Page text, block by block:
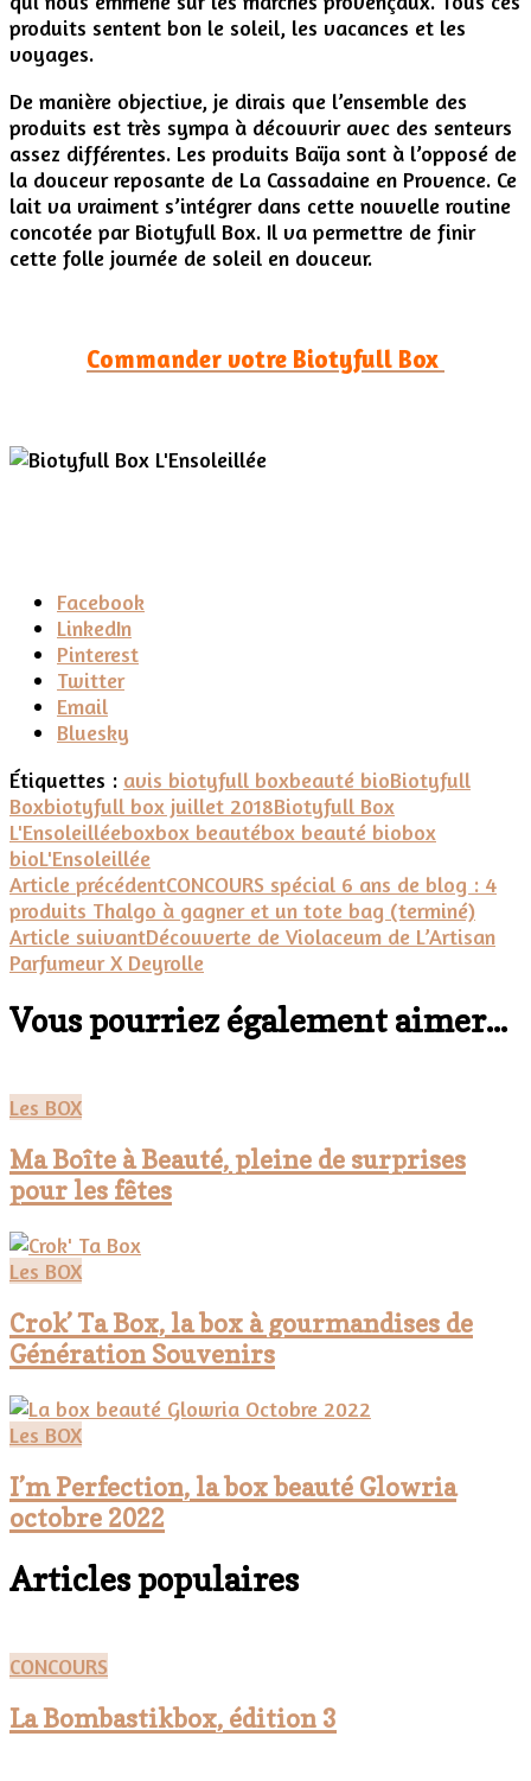
produits sentent bon le soleil, les vacances et les
voyages.
De manière objective, je dirais que l’ensemble des
produits est très sympa à découvrir avec des senteurs
assez différentes. Les produits Baïja sont à l’opposé de
la douceur reposante de La Cassadaine en Provence. Ce
lait va vraiment s’intégrer dans cette nouvelle routine
concotée par Biotyfull Box. Il va permettre de finir
cette folle journée de soleil en douceur.
Commander votre Biotyfull Box
Partager
publication
"La
Biotyfull
Box
de
juillet
2018"
Facebook
LinkedIn
Pinterest
Twitter
Email
Bluesky
Étiquettes : avis biotyfull boxbeauté bioBiotyfull
Boxbiotyfull box juillet 2018Biotyfull Box
L'Ensoleilléeboxbox beautébox beauté biobox
bioL'Ensoleillée
Navigation
d'article
Article précédentCONCOURS spécial 6 ans de blog : 4
produits Thalgo à gagner et un tote bag (terminé)
Article suivantDécouverte de Violaceum de L’Artisan
Parfumeur X Deyrolle
Vous pourriez également aimer...
Les BOX
Ma Boîte à Beauté, pleine de surprises
pour les fêtes
Les BOX
Crok’ Ta Box, la box à gourmandises de
Génération Souvenirs
Les BOX
I’m Perfection, la box beauté Glowria
octobre 2022
Articles populaires
CONCOURS
La Bombastikbox, édition 3